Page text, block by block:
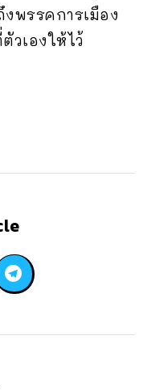
รรคการเมือง
วเองให้ไว้